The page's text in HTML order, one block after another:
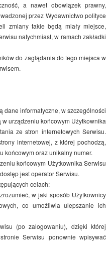
a nawet obowiązek prawny,
przez Wydawnictwo polityce
zmiany takie będą miały miejsce,
natychmiast, w ramach zakładki
do zaglądania do tego miejsca w
dane informatyczne, w szczególności
urządzeniu końcowym Użytkownika
ze stron internetowych Serwisu.
internetowej, z której pochodzą,
końcowym oraz unikalny numer.
końcowym Użytkownika Serwisu
jest operator Serwisu.
celach:
w jaki sposób Użytkownicy
co umożliwia ulepszanie ich
(po zalogowaniu), dzięki której
Serwisu ponownie wpisywać